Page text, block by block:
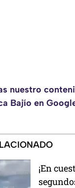
nuestro
Bajío en
¡En